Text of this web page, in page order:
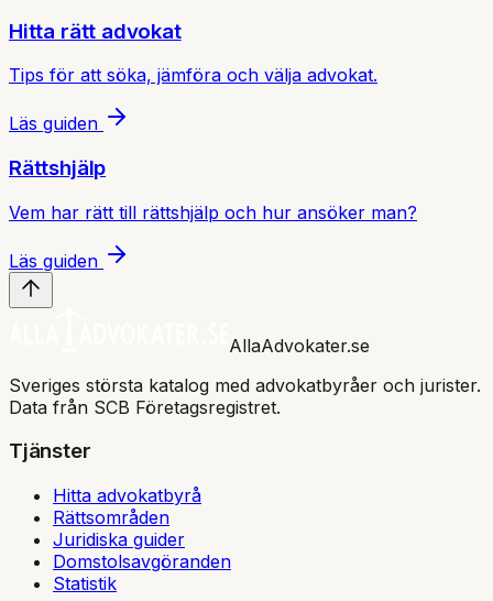
Hitta rätt advokat
Tips för att söka, jämföra och välja advokat.
Läs guiden
Rättshjälp
Vem har rätt till rättshjälp och hur ansöker man?
Läs guiden
AllaAdvokater.se
Sveriges största katalog med advokatbyråer och jurister.
Data från SCB Företagsregistret.
Tjänster
Hitta advokatbyrå
Rättsområden
Juridiska guider
Domstolsavgöranden
Statistik